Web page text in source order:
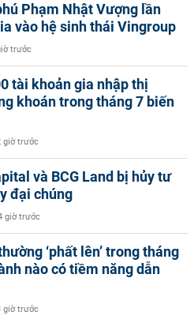
Phạm Nhật Vượng lần
vào hệ sinh thái Vingroup
trước
tài khoản gia nhập thị
khoán trong tháng 7 biến
giờ trước
và BCG Land bị hủy tư
đại chúng
giờ trước
‘phất lên’ trong tháng
nào có tiềm năng dẫn
giờ trước